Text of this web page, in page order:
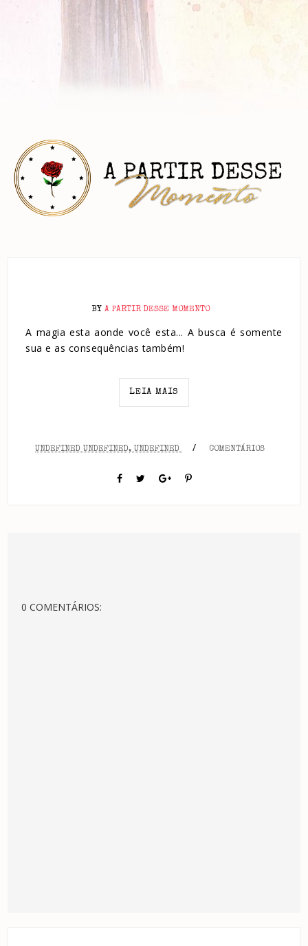
BY A PARTIR DESSE MOMENTO
A magia esta aonde você esta... A busca é somente
sua e as consequências também!
LEIA MAIS
UNDEFINED UNDEFINED, UNDEFINED / COMENTÁRIOS
0 COMENTÁRIOS: